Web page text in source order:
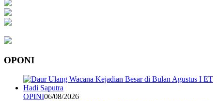
OPONI
OPINI06/08/2026